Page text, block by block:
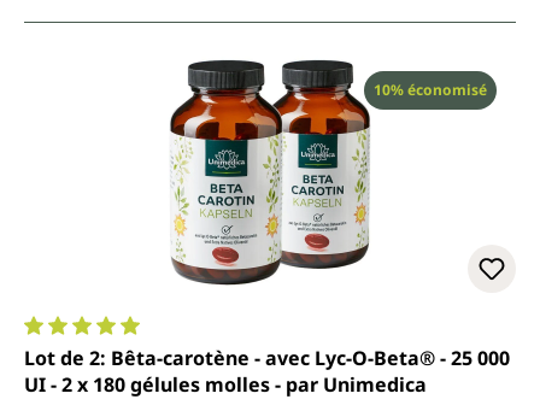
Réduction
10% économisé
Note moyenne de 5 sur 5 étoiles
Lot de 2: Bêta-carotène - avec Lyc-O-Beta® - 25 000
UI - 2 x 180 gélules molles - par Unimedica